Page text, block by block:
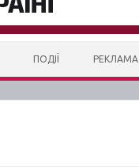
ПОДІЇ РЕКЛАМА